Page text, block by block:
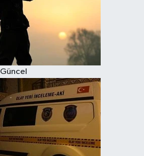
Güncel
Magazin